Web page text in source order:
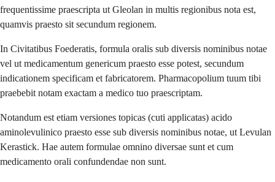
frequentissime praescripta ut Gleolan in multis regionibus nota est,
quamvis praesto sit secundum regionem.
In Civitatibus Foederatis, formula oralis sub diversis nominibus notae
vel ut medicamentum genericum praesto esse potest, secundum
indicationem specificam et fabricatorem. Pharmacopolium tuum tibi
praebebit notam exactam a medico tuo praescriptam.
Notandum est etiam versiones topicas (cuti applicatas) acido
aminolevulinico praesto esse sub diversis nominibus notae, ut Levulan
Kerastick. Hae autem formulae omnino diversae sunt et cum
medicamento orali confundendae non sunt.